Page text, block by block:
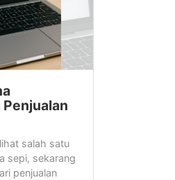
salah satu
sepi, sekarang
penjualan